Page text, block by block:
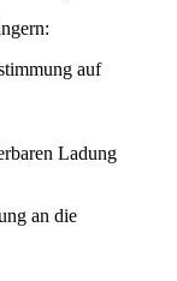
auf
Ladung
an die